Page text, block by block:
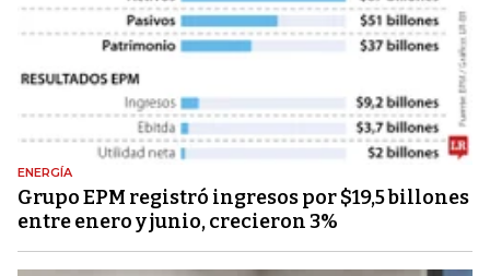
ENERGÍA
Grupo EPM registró ingresos por $19,5 billones
entre enero y junio, crecieron 3%